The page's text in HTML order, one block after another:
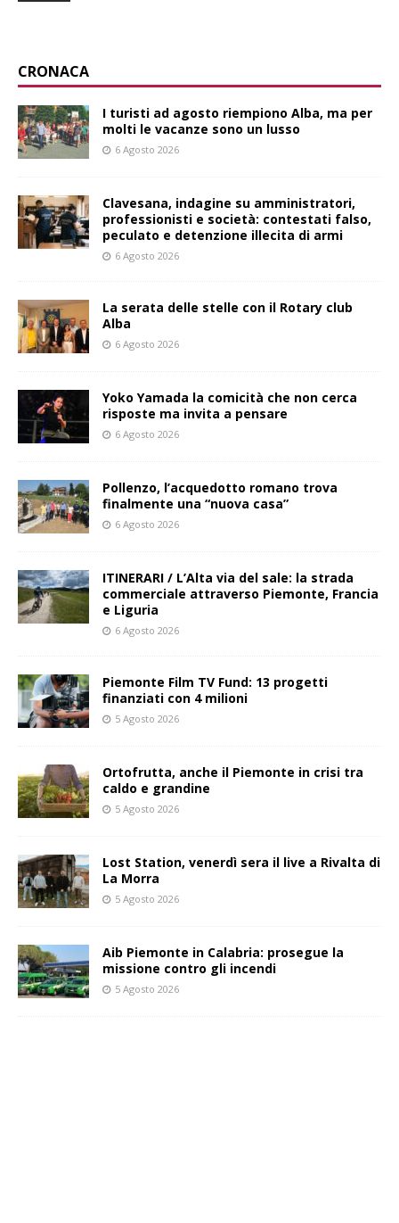
CRONACA
I turisti ad agosto riempiono Alba, ma per
molti le vacanze sono un lusso
6 Agosto 2026
Clavesana, indagine su amministratori,
professionisti e società: contestati falso,
peculato e detenzione illecita di armi
6 Agosto 2026
La serata delle stelle con il Rotary club
Alba
6 Agosto 2026
Yoko Yamada la comicità che non cerca
risposte ma invita a pensare
6 Agosto 2026
Pollenzo, l’acquedotto romano trova
finalmente una “nuova casa”
6 Agosto 2026
ITINERARI / L’Alta via del sale: la strada
commerciale attraverso Piemonte, Francia
e Liguria
6 Agosto 2026
Piemonte Film TV Fund: 13 progetti
finanziati con 4 milioni
5 Agosto 2026
Ortofrutta, anche il Piemonte in crisi tra
caldo e grandine
5 Agosto 2026
Lost Station, venerdì sera il live a Rivalta di
La Morra
5 Agosto 2026
Aib Piemonte in Calabria: prosegue la
missione contro gli incendi
5 Agosto 2026